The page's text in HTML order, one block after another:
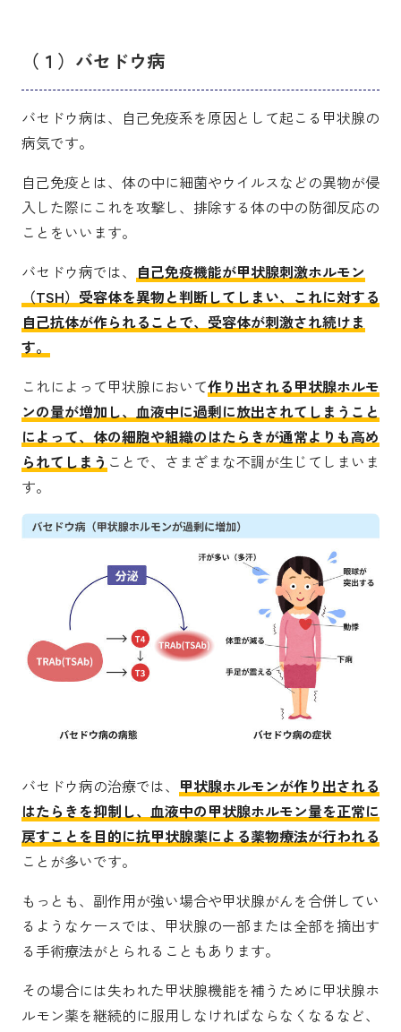
（１）バセドウ病
バセドウ病は、自己免疫系を原因として起こる甲状腺の
病気です。
自己免疫とは、体の中に細菌やウイルスなどの異物が侵
入した際にこれを攻撃し、排除する体の中の防御反応の
ことをいいます。
バセドウ病では、
自己免疫機能が甲状腺刺激ホルモン
（TSH）受容体を異物と判断してしまい、これに対する
自己抗体が作られることで、受容体が刺激され続けま
す。
これによって甲状腺において作り出される甲状腺ホルモ
ンの量が増加し、血液中に過剰に放出されてしまうこと
によって、体の細胞や組織のはたらきが通常よりも高め
られてしまう ことで、さまざまな不調が生じてしまいま
す。
バセドウ病の治療では、 甲状腺ホルモンが作り出される
はたらきを抑制し、血液中の甲状腺ホルモン量を正常に
戻すことを目的に抗甲状腺薬による薬物療法が行われる
ことが多いです。
もっとも、副作用が強い場合や甲状腺がんを合併してい
るようなケースでは、甲状腺の一部または全部を摘出す
る手術療法がとられることもあります。
その場合には失われた甲状腺機能を補うために甲状腺ホ
ルモン薬を継続的に服用しなければならなくなるなど、